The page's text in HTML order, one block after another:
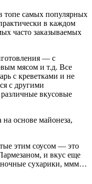
топе самых популярных
в каждом
часто заказываемых
— с
мясом и т.д. Все
с креветками и не
с другими
различные вкусовые
основе майонеза,
этим соусом — это
и вкус еще
сухарики, ммм…